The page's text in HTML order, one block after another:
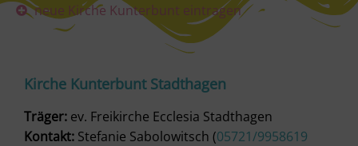
neue Kirche Kunterbunt eintragen
Kirche Kunterbunt Stadthagen
Träger: ev. Freikirche Ecclesia Stadthagen
Kontakt: Stefanie Sabolowitsch (05721/9958619